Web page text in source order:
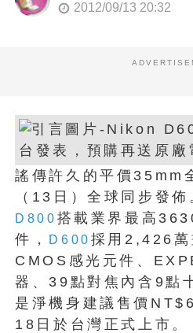
2012/09/13 20:32
謠傳許久的平價35mm
（13日）全球同步發佈
D800 搭載業界最高
件，
D600 採用2,426
CMOS感光元件、
器、39點對焦內含9點
是淨機身建議售價
18日於台灣正式上市。